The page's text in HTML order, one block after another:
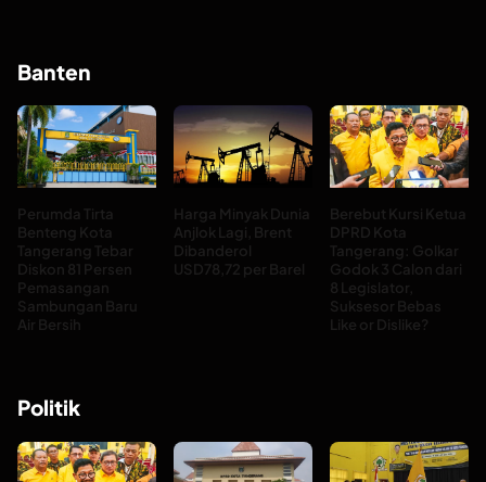
Banten
Perumda Tirta
Benteng Kota
Tangerang Tebar
Diskon 81 Persen
Pemasangan
Sambungan Baru
Air Bersih
Harga Minyak Dunia
Anjlok Lagi, Brent
Dibanderol
USD78,72 per Barel
Berebut Kursi Ketua
DPRD Kota
Tangerang: Golkar
Godok 3 Calon dari
8 Legislator,
Suksesor Bebas
Like or Dislike?
Politik